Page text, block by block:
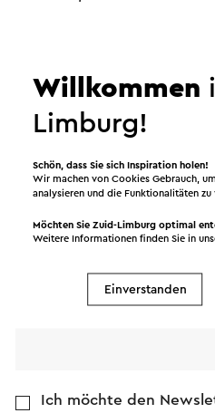
Name
Ich möchte den
Willkommen
Limburg!
Schön, dass Sie sich Inspiration holen!
Wir machen von Cookies Gebrauch,
analysieren und die Funktionalitäten zu
Möchten Sie Zuid-Limburg optimal
Weitere Informationen finden Sie in
Einverstanden